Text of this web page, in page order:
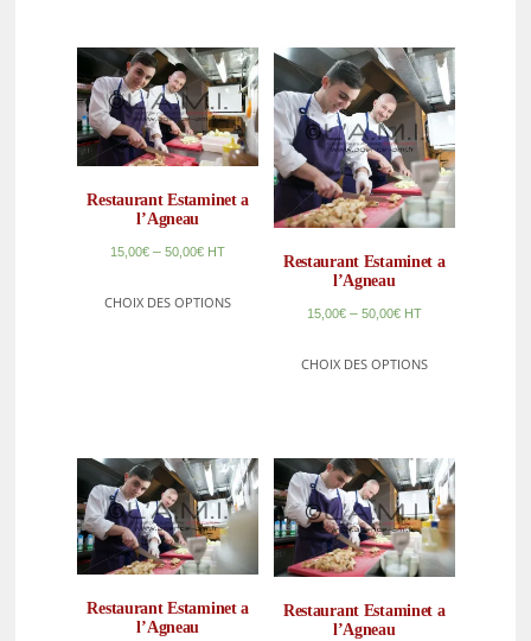
Restaurant Estaminet a
l’Agneau
15,00€ –50,00€ HT
CHOIX DES OPTIONS
Restaurant Estaminet a
l’Agneau
15,00€– 50,00€ HT
CHOIX DES OPTIONS
Restaurant Estaminet a
l’Agneau
Restaurant Estaminet a
l’Agneau